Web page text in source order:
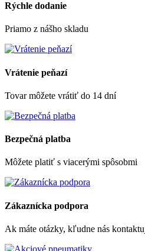
Rýchle dodanie
Priamo z nášho skladu
Vrátenie peňazí
Tovar môžete vrátiť do 14 dní
Bezpečná platba
Môžete platiť s viacerými spôsobmi
Zákaznícka podpora
Ak máte otázky, kľudne nás